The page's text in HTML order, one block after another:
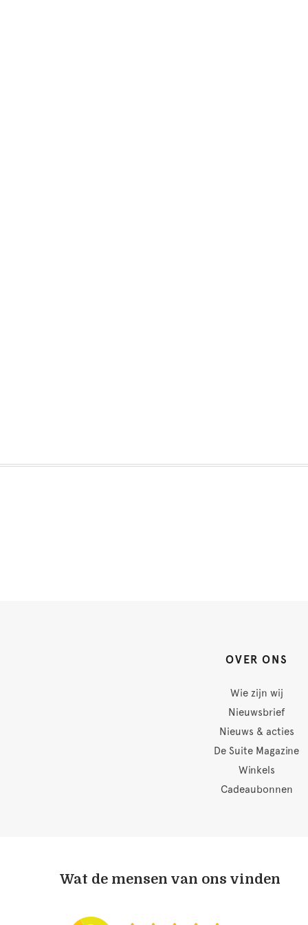
OVER ONS
Wie zijn wij
Nieuwsbrief
Nieuws & acties
De Suite Magazine
Winkels
Cadeaubonnen
Wat de mensen van ons vinden